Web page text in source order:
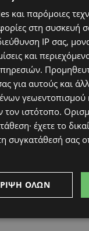
και παρόμοιες
στη συσκευή
IP σας,
και
για αυτούς και
γεωεντοπισμού
ιστότοπο.
έχετε το
συγκατάθεσή σας
ΌΛΩΝ